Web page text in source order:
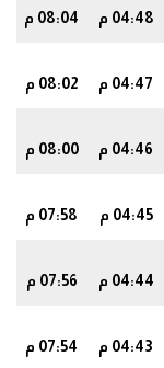
04:48 م 08:04 م
04:47 م 08:02 م
04:46 م 08:00 م
04:45 م 07:58 م
04:44 م 07:56 م
04:43 م 07:54 م